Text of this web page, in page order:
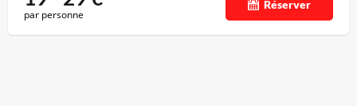
par personne
Réserver